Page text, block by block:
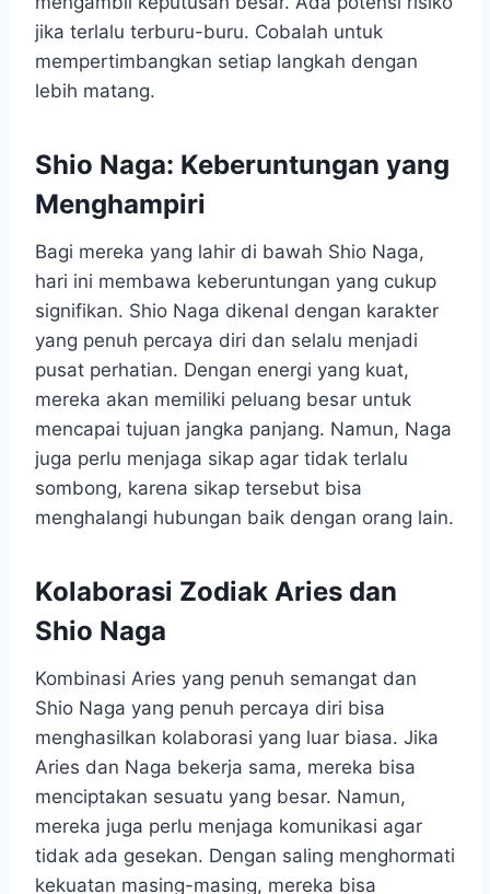
jika terlalu terburu-buru. Cobalah untuk
mempertimbangkan setiap langkah dengan
lebih matang.
Shio Naga: Keberuntungan yang
Menghampiri
Bagi mereka yang lahir di bawah Shio Naga,
hari ini membawa keberuntungan yang cukup
signifikan. Shio Naga dikenal dengan karakter
yang penuh percaya diri dan selalu menjadi
pusat perhatian. Dengan energi yang kuat,
mereka akan memiliki peluang besar untuk
mencapai tujuan jangka panjang. Namun, Naga
juga perlu menjaga sikap agar tidak terlalu
sombong, karena sikap tersebut bisa
menghalangi hubungan baik dengan orang lain.
Kolaborasi Zodiak Aries dan
Shio Naga
Kombinasi Aries yang penuh semangat dan
Shio Naga yang penuh percaya diri bisa
menghasilkan kolaborasi yang luar biasa. Jika
Aries dan Naga bekerja sama, mereka bisa
menciptakan sesuatu yang besar. Namun,
mereka juga perlu menjaga komunikasi agar
tidak ada gesekan. Dengan saling menghormati
kekuatan masing-masing, mereka bisa